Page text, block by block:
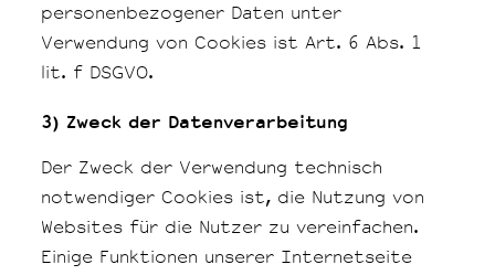
personenbezogener Daten unter
Verwendung von Cookies ist Art. 6 Abs. 1
lit. f DSGVO.
3) Zweck der Datenverarbeitung
Der Zweck der Verwendung technisch
notwendiger Cookies ist, die Nutzung von
Websites für die Nutzer zu vereinfachen.
Einige Funktionen unserer Internetseite